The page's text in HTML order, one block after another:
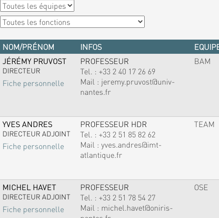
NOM/PRÉNOM INFOS
JÉRÉMY PRUVOST
DIRECTEUR
Fiche personnelle
PROFESSEUR
Tel. : +33 2 40 17 26 69
Mail : jeremy.pruvost@univ-
nantes.fr
BAM
YVES ANDRES
DIRECTEUR ADJOINT
Fiche personnelle
PROFESSEUR HDR
Tel. : +33 2 51 85 82 62
Mail : yves.andres@imt-
atlantique.fr
TEAM
MICHEL HAVET
DIRECTEUR ADJOINT
Fiche personnelle
PROFESSEUR
Tel. : +33 2 51 78 54 27
Mail : michel.havet@oniris-
OSE